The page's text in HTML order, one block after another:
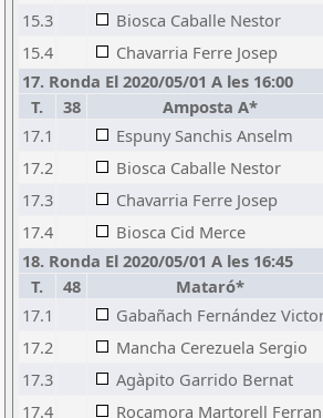
15.3
Biosca Caballe Nestor
15.4
Chavarria Ferre Josep
17. Ronda El 2020/05/01 A les 16:00
T.
38 Amposta A*
17.1
Espuny Sanchis Anselm
17.2
Biosca Caballe Nestor
17.3
Chavarria Ferre Josep
17.4
Biosca Cid Merce
18. Ronda El 2020/05/01 A les 16:45
T.
48 Mataró*
17.1
Gabañach Fernández
17.2
Mancha Cerezuela Sergio
17.3
Agàpito Garrido Bernat
17.4
Rocamora Martorell Ferran